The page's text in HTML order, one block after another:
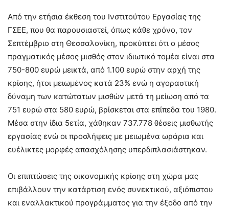
Από την ετήσια έκθεση του Ινστιτούτου Εργασίας της
ΓΣΕΕ, που θα παρουσιαστεί, όπως κάθε χρόνο, τον
Σεπτέμβριο στη Θεσσαλονίκη, προκύπτει ότι ο μέσος
πραγματικός μέσος μισθός στον ιδιωτικό τομέα είναι στα
750-800 ευρώ μεικτά, από 1.100 ευρώ στην αρχή της
κρίσης, ήτοι μειωμένος κατά 23% ενώ η αγοραστική
δύναμη των κατώτατων μισθών μετά τη μείωση από τα
751 ευρώ στα 580 ευρώ, βρίσκεται στα επίπεδα του 1980.
Μέσα στην ίδια 5ετία, χάθηκαν 737.778 θέσεις μισθωτής
εργασίας ενώ οι προσλήψεις με μειωμένα ωράρια και
ευέλικτες μορφές απασχόλησης υπερδιπλασιάστηκαν.
Οι επιπτώσεις της οικονομικής κρίσης στη χώρα μας
επιβάλλουν την κατάρτιση ενός συνεκτικού, αξιόπιστου
και εναλλακτικού προγράμματος για την έξοδο από την